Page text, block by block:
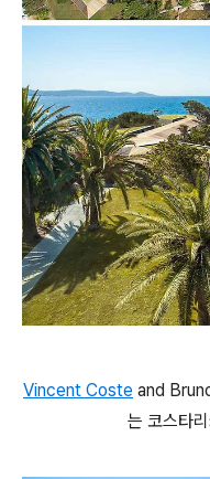
Vincent Coste and
는 코스타